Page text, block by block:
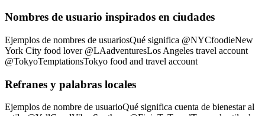
Nombres de usuario inspirados en ciudades
Ejemplos de nombres de usuariosQué significa @NYCfoodieNew
York City food lover @LAadventuresLos Angeles travel account
@TokyoTemptationsTokyo food and travel account
Refranes y palabras locales
Ejemplos de nombre de usuarioQué significa cuenta de bienestar al